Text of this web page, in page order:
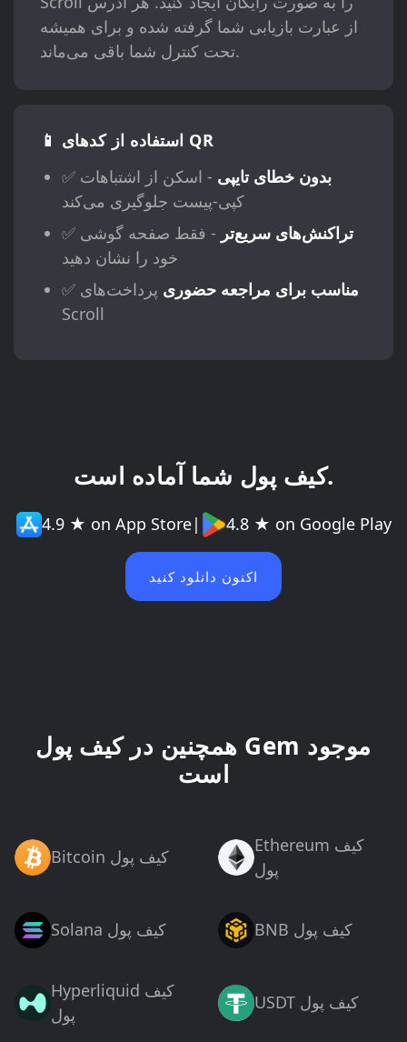
از عبارت بازیابی شما گرفته شده و برای همیشه
تحت کنترل شما باقی می‌ماند.
📱 استفاده از کدهای QR
✅
بدون خطای تایپی - اسکن از اشتباهات
کپی-پیست جلوگیری می‌کند
✅
تراکنش‌های سریع‌تر - فقط صفحه گوشی
خود را نشان دهید
✅
مناسب برای مراجعه حضوری پرداخت‌های
Scroll
کیف پول شما آماده است.
4.9 ★ on App Store| 4.8 ★ on Google Play
اکنون دانلود کنید
همچنین در کیف پول Gem موجود
است
Bitcoin کیف پول
Ethereum کیف
پول
Solana کیف پول BNB کیف پول
Hyperliquid کیف
پول
USDT کیف پول